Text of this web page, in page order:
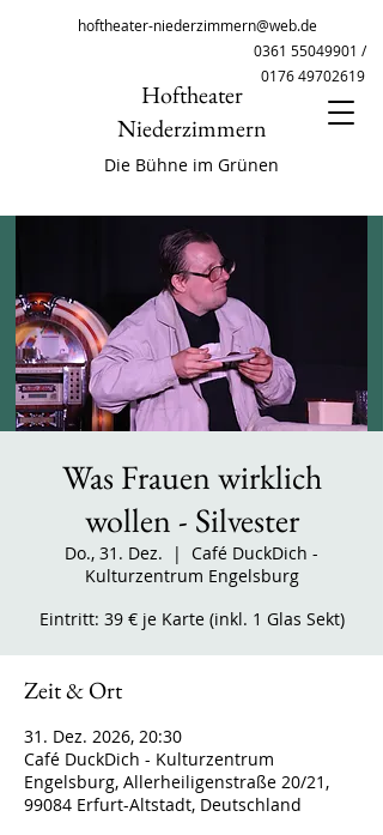
hoftheater-niederzimmern@web.de
Hoftheater
Niederzimmern
0361 55049901 /
0176 49702619
Die Bühne im Grünen
Was Frauen wirklich
wollen - Silvester
Do., 31. Dez.
  |
Café DuckDich -
Kulturzentrum Engelsburg
Eintritt: 39 € je Karte (inkl. 1 Glas Sekt)
Zeit & Ort
31. Dez. 2026, 20:30
Café DuckDich - Kulturzentrum
Engelsburg, Allerheiligenstraße 20/21,
99084 Erfurt-Altstadt, Deutschland